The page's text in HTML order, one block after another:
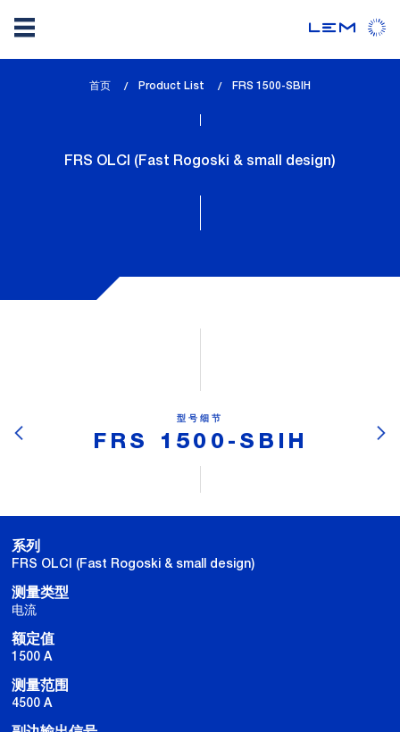
首页 Product List
lem_current_page
FRS 1500-SBIH
FRS OLCI (Fast Rogoski & small design)
型号细节
FRS 1500-SBIH
系列
FRS OLCI (Fast Rogoski & small design)
测量类型
电流
额定值
1500 A
测量范围
4500 A